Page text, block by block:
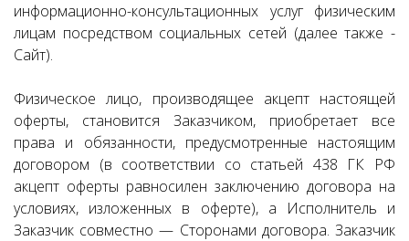
информационно-консультационных услуг физическим
лицам посредством социальных сетей (далее также -
Сайт).
Физическое лицо, производящее акцепт настоящей
оферты, становится Заказчиком, приобретает все
права и обязанности, предусмотренные настоящим
договором (в соответствии со статьей 438 ГК РФ
акцепт оферты равносилен заключению договора на
условиях, изложенных в оферте), а Исполнитель и
Заказчик совместно — Сторонами договора. Заказчик